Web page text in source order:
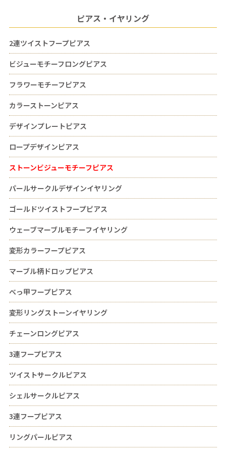
ピアス・イヤリング
2連ツイストフープピアス
ビジューモチーフロングピアス
フラワーモチーフピアス
カラーストーンピアス
デザインプレートピアス
ロープデザインピアス
ストーンビジューモチーフピアス
パールサークルデザインイヤリング
ゴールドツイストフープピアス
ウェーブマーブルモチーフイヤリング
変形カラーフープピアス
マーブル柄ドロップピアス
べっ甲フープピアス
変形リングストーンイヤリング
チェーンロングピアス
3連フープピアス
ツイストサークルピアス
シェルサークルピアス
3連フープピアス
リングパールピアス